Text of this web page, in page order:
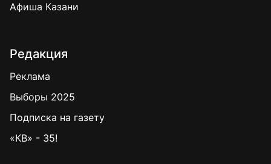
Афиша Казани
Редакция
Реклама
Выборы 2025
Подписка на газету
«КВ» - 35!